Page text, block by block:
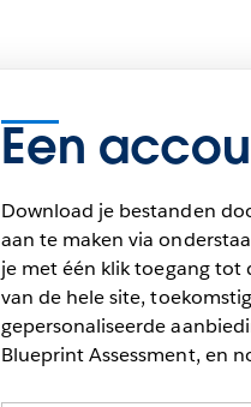
Een
Download je bestanden
aan te maken via
je met één klik toegang tot
van de hele site,
gepersonaliseerde
Blueprint Assessment, en